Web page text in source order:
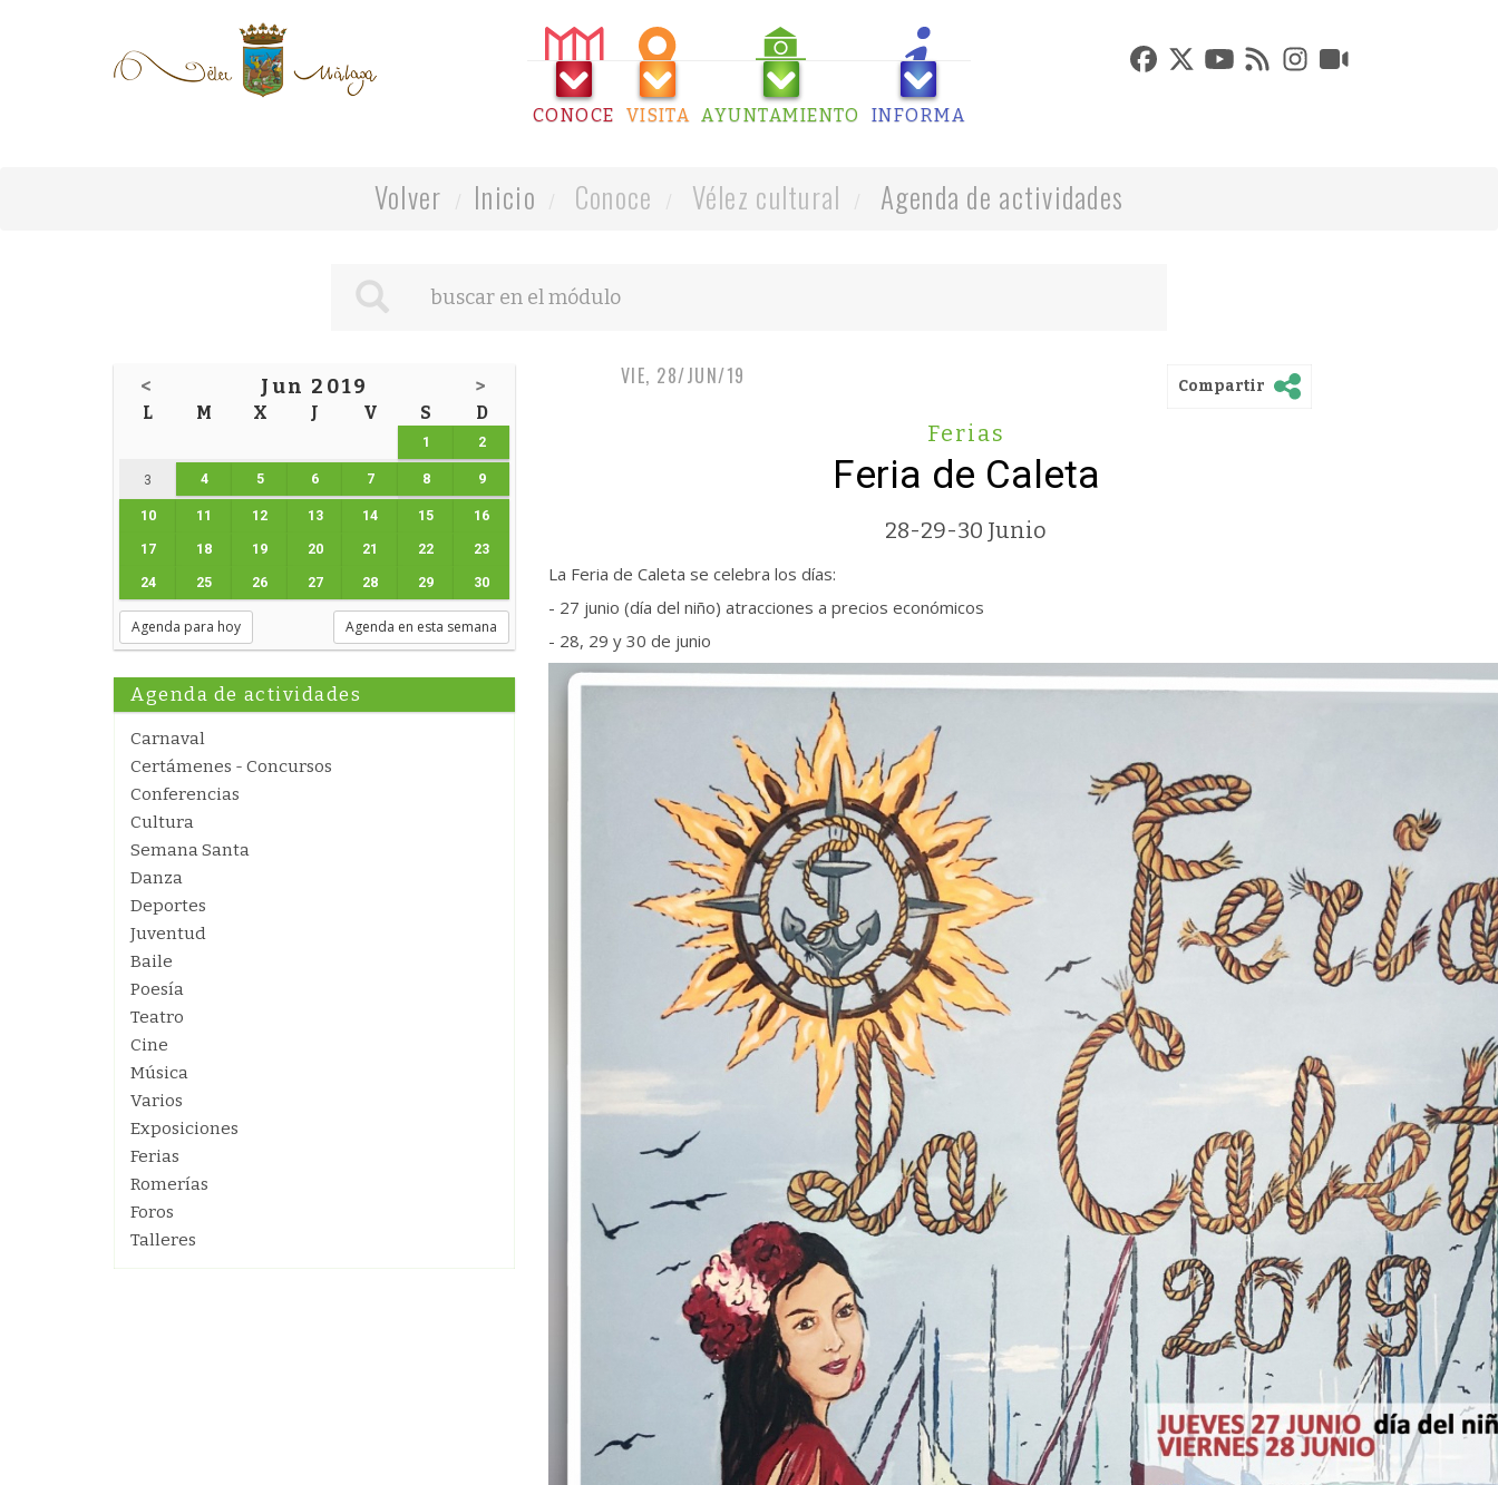
CONOCE VISITA AYUNTAMIENTO INFORMA
Volver Inicio Conoce Vélez cultural Agenda de actividades
< Jun 2019 >
L M X J V S D
1 2
3 4 5 6 7 8 9
10 11 12 13 14 15 16
17 18 19 20 21 22 23
24 25 26 27 28 29 30
Agenda para hoy Agenda en esta semana
Agenda de actividades
Carnaval
Certámenes - Concursos
Conferencias
Cultura
Semana Santa
Danza
Deportes
Juventud
Baile
Poesía
Teatro
Cine
Música
Varios
Exposiciones
Ferias
Romerías
Foros
Talleres
VIE, 28/JUN/19 Compartir
Ferias
Feria de Caleta
28-29-30 Junio
La Feria de Caleta se celebra los días:
- 27 junio (día del niño) atracciones a precios económicos
- 28, 29 y 30 de junio